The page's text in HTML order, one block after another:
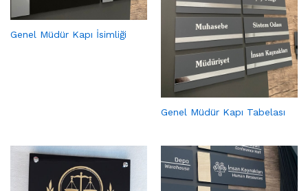
Genel Müdür Kapı İsimliği
Genel Müdür Kapı Tabelası